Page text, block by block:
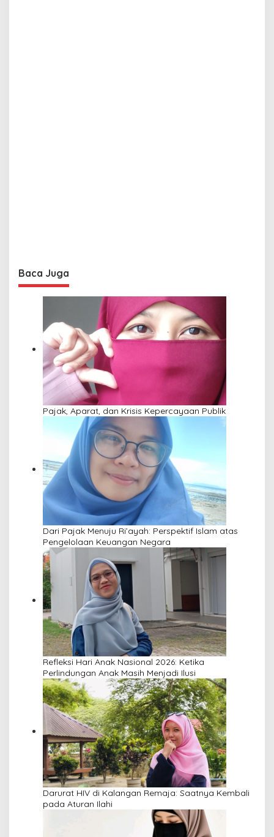
Baca Juga
Pajak, Aparat, dan Krisis Kepercayaan Publik
Dari Pajak Menuju Ri’ayah: Perspektif Islam atas
Pengelolaan Keuangan Negara
Refleksi Hari Anak Nasional 2026: Ketika
Perlindungan Anak Masih Menjadi Ilusi
Darurat HIV di Kalangan Remaja: Saatnya Kembali
pada Aturan Ilahi